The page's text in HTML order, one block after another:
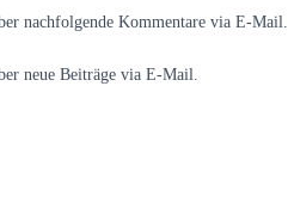
nachfolgende Kommentare via E-Mail.
neue Beiträge via E-Mail.